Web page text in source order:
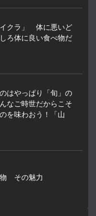
クラ」 体に悪いど
ろ体に良い食べ物だ
はやっぱり「旬」の
なご時世だからこそ
のを味わおう！「山
その魅力